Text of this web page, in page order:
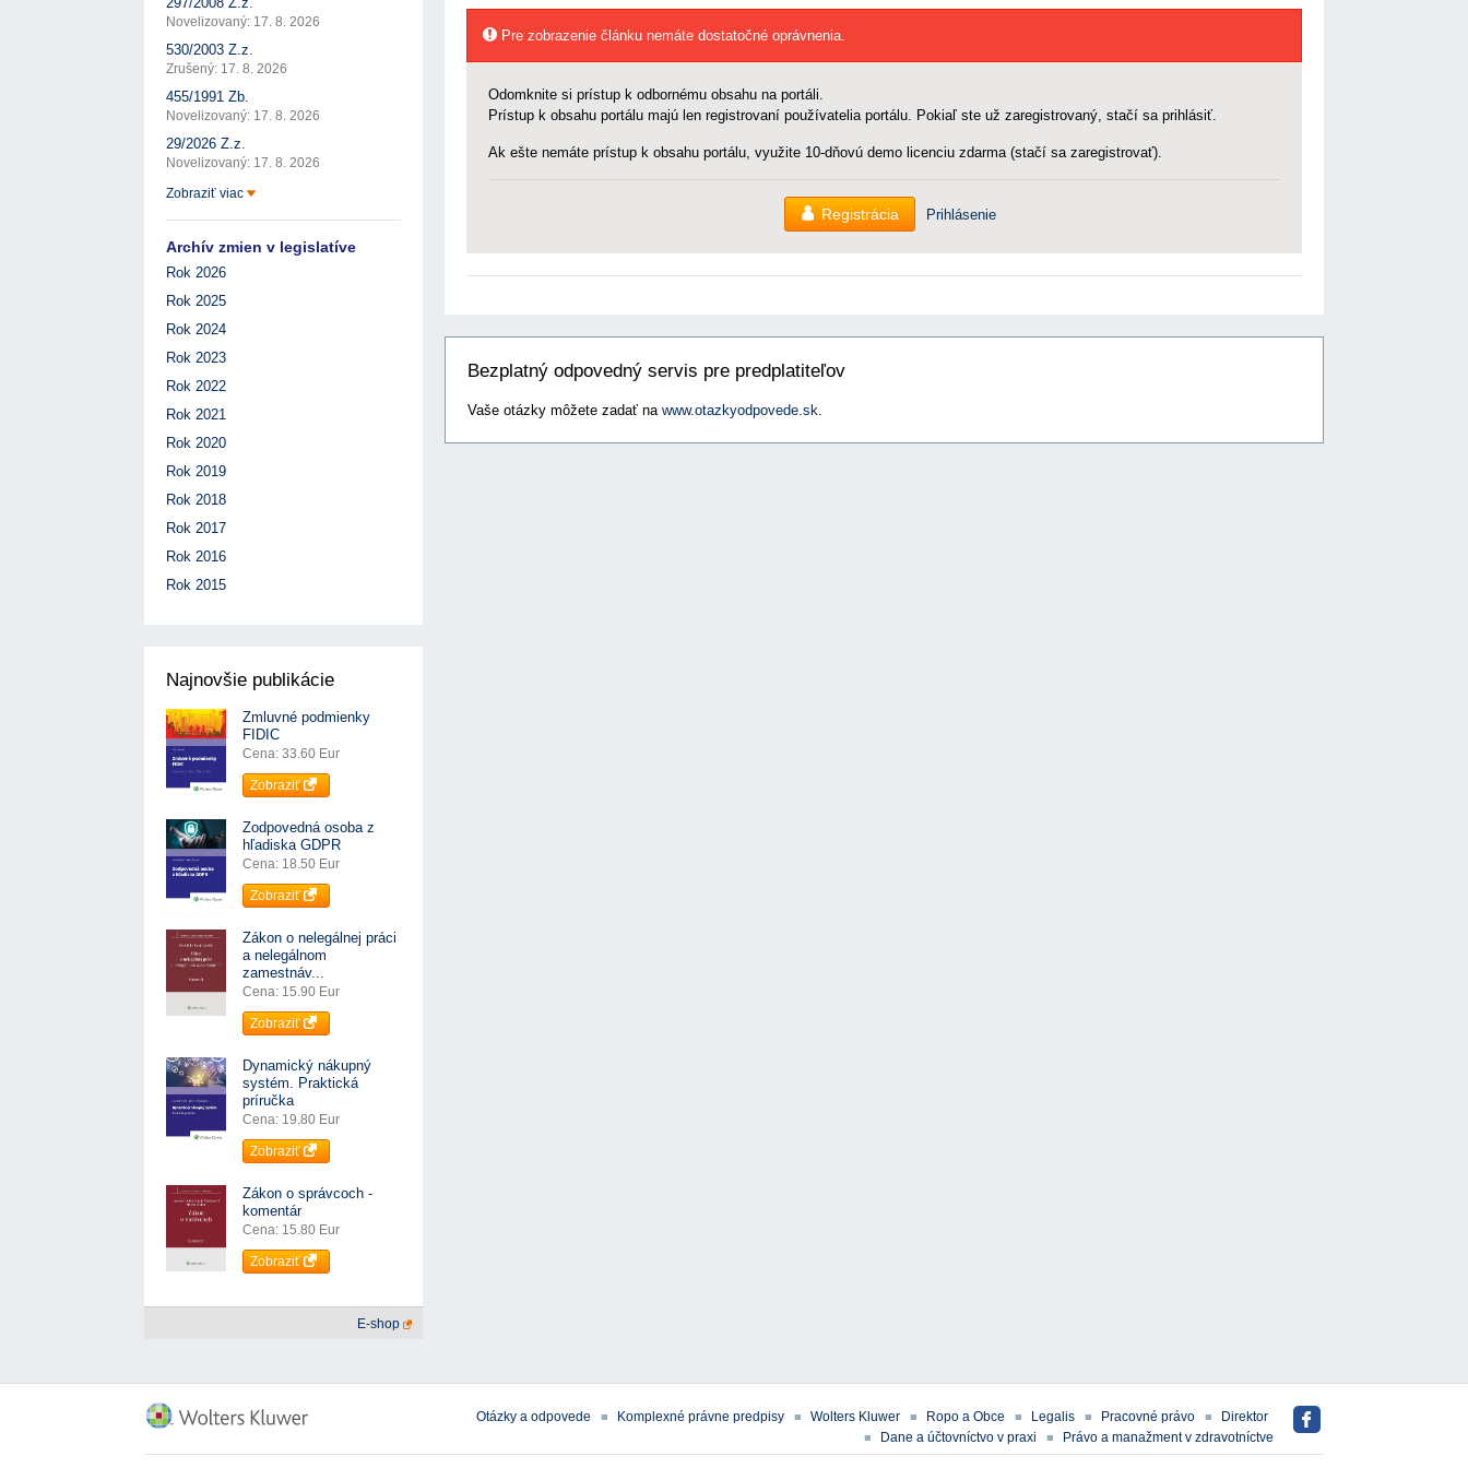
Pre zobrazenie článku nemáte dostatočné oprávnenia.
Odomknite si prístup k odbornému obsahu na portáli.
Prístup k obsahu portálu majú len registrovaní používatelia portálu. Pokiaľ ste už zaregistrovaný, stačí sa prihlásiť.
Ak ešte nemáte prístup k obsahu portálu, využite 10-dňovú demo licenciu zdarma (stačí sa zaregistrovať).
Registrácia Prihlásenie
Bezplatný odpovedný servis pre predplatiteľov
Vaše otázky môžete zadať na www.otazkyodpovede.sk.
Novelizovaný: 17. 8. 2026
530/2003 Z.z.
Zrušený: 17. 8. 2026
455/1991 Zb.
Novelizovaný: 17. 8. 2026
29/2026 Z.z.
Novelizovaný: 17. 8. 2026
Zobraziť viac
Archív zmien v legislatíve
Rok 2026
Rok 2025
Rok 2024
Rok 2023
Rok 2022
Rok 2021
Rok 2020
Rok 2019
Rok 2018
Rok 2017
Rok 2016
Rok 2015
Najnovšie publikácie
Zmluvné podmienky
FIDIC
Cena: 33.60 Eur
Zobraziť
Zodpovedná osoba z
hľadiska GDPR
Cena: 18.50 Eur
Zobraziť
Zákon o nelegálnej práci
a nelegálnom
zamestnáv...
Cena: 15.90 Eur
Zobraziť
Dynamický nákupný
systém. Praktická
príručka
Cena: 19.80 Eur
Zobraziť
Zákon o správcoch -
komentár
Cena: 15.80 Eur
Zobraziť
E-shop
Otázky a odpovede Komplexné právne predpisy Wolters Kluwer Ropo a Obce Legalis Pracovné právo
Direktor
Dane a účtovníctvo v praxi
Právo a manažment v zdravotníctve